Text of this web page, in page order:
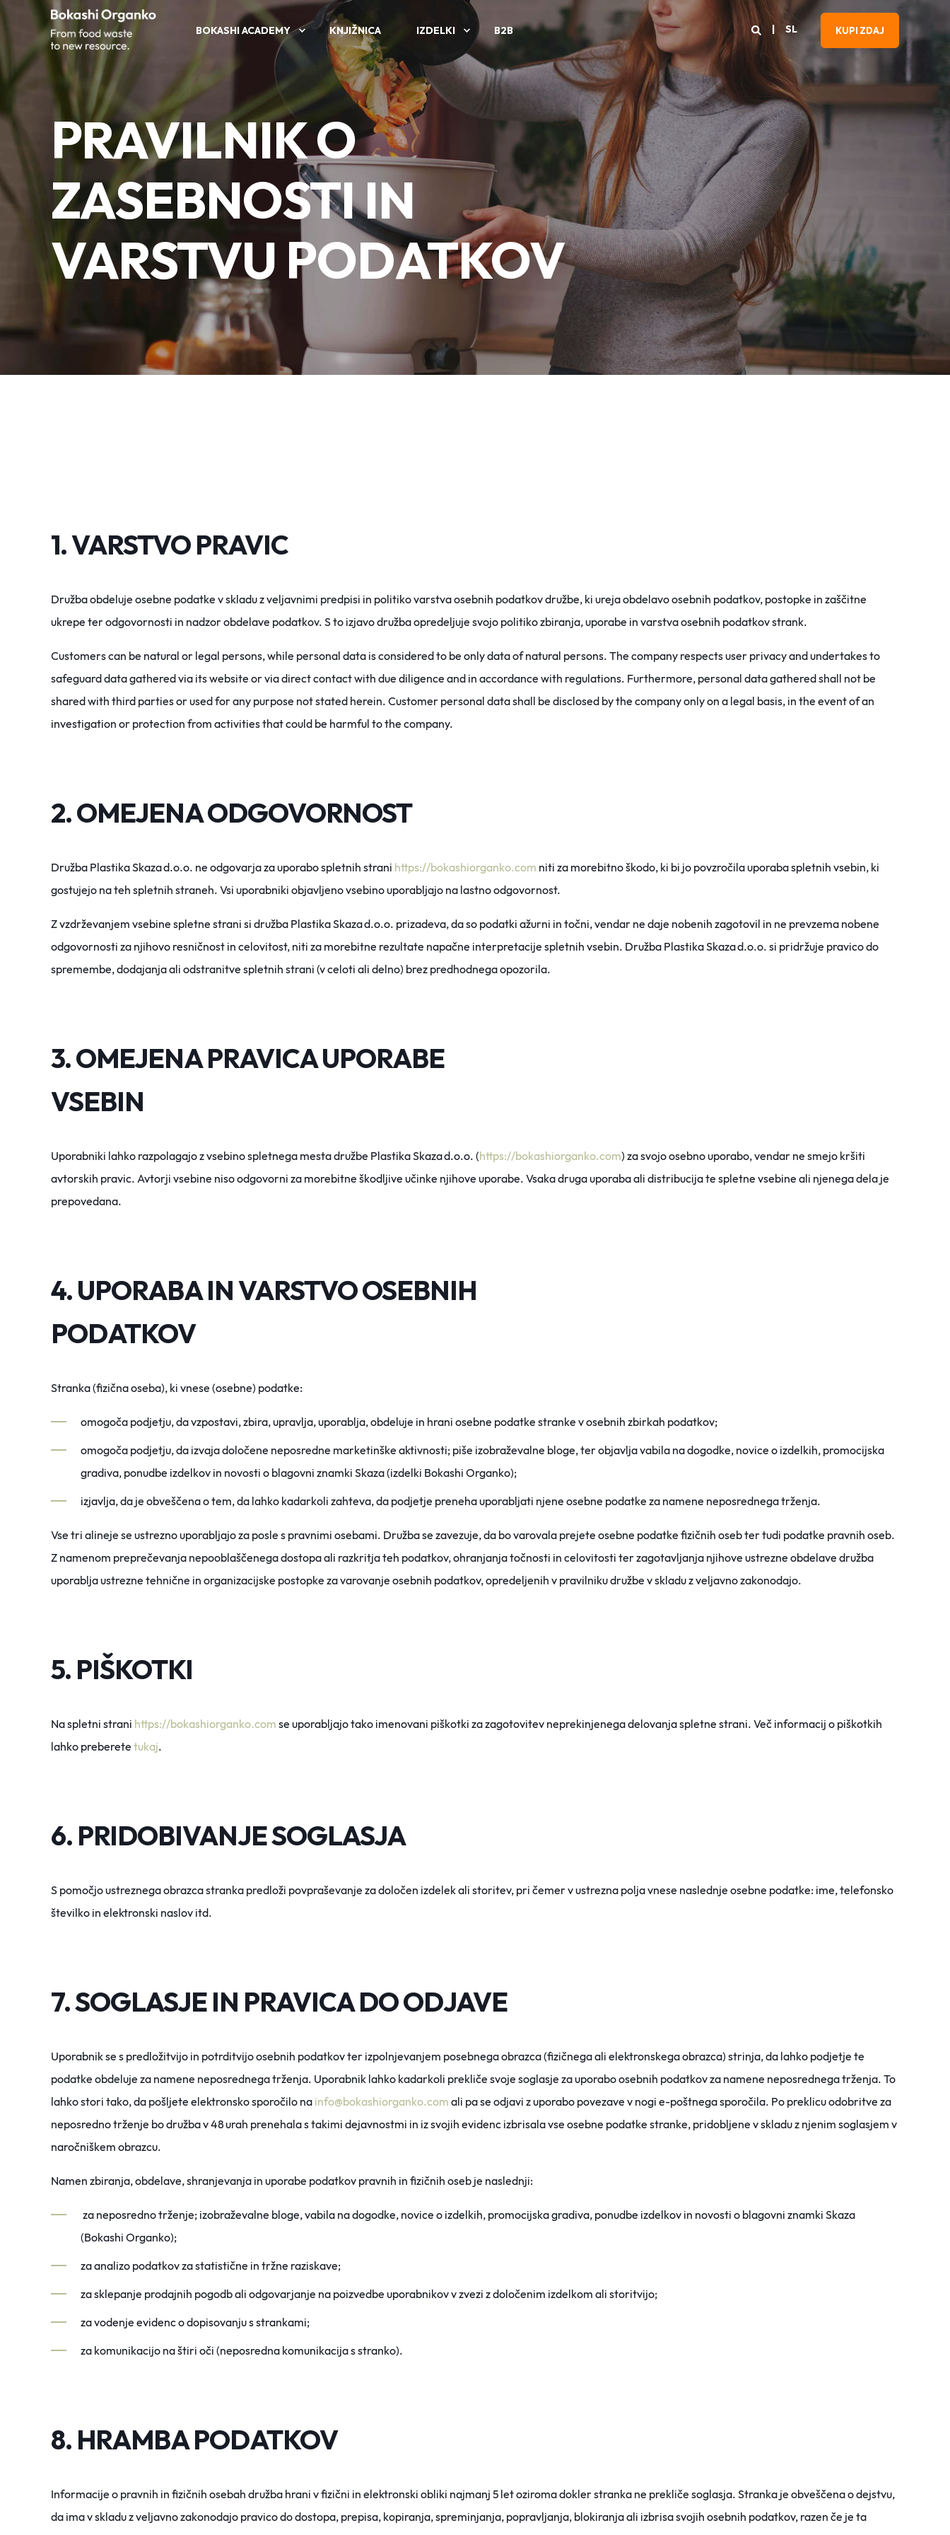
BOKASHI ACADEMY KNJIŽNICA IZDELKI B2B SL KUPI ZDAJ
PRAVILNIK O
ZASEBNOSTI IN
VARSTVU PODATKOV
1. VARSTVO PRAVIC
Družba obdeluje osebne podatke v skladu z veljavnimi predpisi in politiko varstva osebnih podatkov družbe, ki ureja obdelavo osebnih podatkov, postopke in zaščitne
ukrepe ter odgovornosti in nadzor obdelave podatkov. S to izjavo družba opredeljuje svojo politiko zbiranja, uporabe in varstva osebnih podatkov strank.
Customers can be natural or legal persons, while personal data is considered to be only data of natural persons. The company respects user privacy and undertakes to
safeguard data gathered via its website or via direct contact with due diligence and in accordance with regulations. Furthermore, personal data gathered shall not be
shared with third parties or used for any purpose not stated herein. Customer personal data shall be disclosed by the company only on a legal basis, in the event of an
investigation or protection from activities that could be harmful to the company.
2. OMEJENA ODGOVORNOST
Družba Plastika Skaza d.o.o. ne odgovarja za uporabo spletnih strani https://bokashiorganko.com niti za morebitno škodo, ki bi jo povzročila uporaba spletnih vsebin, ki
gostujejo na teh spletnih straneh. Vsi uporabniki objavljeno vsebino uporabljajo na lastno odgovornost.
Z vzdrževanjem vsebine spletne strani si družba Plastika Skaza d.o.o. prizadeva, da so podatki ažurni in točni, vendar ne daje nobenih zagotovil in ne prevzema nobene
odgovornosti za njihovo resničnost in celovitost, niti za morebitne rezultate napačne interpretacije spletnih vsebin. Družba Plastika Skaza d.o.o. si pridržuje pravico do
spremembe, dodajanja ali odstranitve spletnih strani (v celoti ali delno) brez predhodnega opozorila.
3. OMEJENA PRAVICA UPORABE
VSEBIN
Uporabniki lahko razpolagajo z vsebino spletnega mesta družbe Plastika Skazad.o.o. (https://bokashiorganko.com) za svojo osebno uporabo, vendar ne smejo kršiti
avtorskih pravic. Avtorji vsebine niso odgovorni za morebitne škodljive učinke njihove uporabe. Vsaka druga uporaba ali distribucija te spletne vsebine ali njenega dela je
prepovedana.
4. UPORABA IN VARSTVO OSEBNIH
PODATKOV
Stranka (fizična oseba), ki vnese (osebne) podatke:
omogoča podjetju, da vzpostavi, zbira, upravlja, uporablja, obdeluje in hrani osebne podatke stranke v osebnih zbirkah podatkov;
omogoča podjetju, da izvaja določene neposredne marketinške aktivnosti; piše izobraževalne bloge, ter objavlja vabila na dogodke, novice o izdelkih, promocijska
gradiva, ponudbe izdelkov in novosti o blagovni znamki Skaza (izdelki Bokashi Organko);
izjavlja, da je obveščena o tem, da lahko kadarkoli zahteva, da podjetje preneha uporabljati njene osebne podatke za namene neposrednega trženja.
Vse tri alineje se ustrezno uporabljajo za posle s pravnimi osebami. Družba se zavezuje, da bo varovala prejete osebne podatke fizičnih oseb ter tudi podatke pravnih oseb.
Z namenom preprečevanja nepooblaščenega dostopa ali razkritja teh podatkov, ohranjanja točnosti in celovitosti ter zagotavljanja njihove ustrezne obdelave družba
uporablja ustrezne tehnične in organizacijske postopke za varovanje osebnih podatkov, opredeljenih v pravilniku družbe v skladu z veljavno zakonodajo.
5. PIŠKOTKI
Na spletni strani https://bokashiorganko.com se uporabljajo tako imenovani piškotki za zagotovitev neprekinjenega delovanja spletne strani. Več informacij o piškotkih
lahko preberete tukaj.
6. PRIDOBIVANJE SOGLASJA
S pomočjo ustreznega obrazca stranka predloži povpraševanje za določen izdelek ali storitev, pri čemer v ustrezna polja vnese naslednje osebne podatke: ime, telefonsko
številko in elektronski naslov itd.
7. SOGLASJE IN PRAVICA DO ODJAVE
Uporabnik se s predložitvijo in potrditvijo osebnih podatkov ter izpolnjevanjem posebnega obrazca (fizičnega ali elektronskega obrazca) strinja, da lahko podjetje te
podatke obdeluje za namene neposrednega trženja. Uporabnik lahko kadarkoli prekliče svoje soglasje za uporabo osebnih podatkov za namene neposrednega trženja. To
lahko stori tako, da pošljete elektronsko sporočilo na info@bokashiorganko.com ali pa se odjavi z uporabo povezave v nogi e-poštnega sporočila. Po preklicu odobritve za
neposredno trženje bo družba v 48 urah prenehala s takimi dejavnostmi in iz svojih evidenc izbrisala vse osebne podatke stranke, pridobljene v skladu z njenim soglasjem v
naročniškem obrazcu.
Namen zbiranja, obdelave, shranjevanja in uporabe podatkov pravnih in fizičnih oseb je naslednji:
za neposredno trženje; izobraževalne bloge, vabila na dogodke, novice o izdelkih, promocijska gradiva, ponudbe izdelkov in novosti o blagovni znamki Skaza
(Bokashi Organko);
za analizo podatkov za statistične in tržne raziskave;
za sklepanje prodajnih pogodb ali odgovarjanje na poizvedbe uporabnikov v zvezi z določenim izdelkom ali storitvijo;
za vodenje evidenc o dopisovanju s strankami;
za komunikacijo na štiri oči (neposredna komunikacija s stranko).
8. HRAMBA PODATKOV
Informacije o pravnih in fizičnih osebah družba hrani v fizični in elektronski obliki najmanj 5 let oziroma dokler stranka ne prekliče soglasja. Stranka je obveščena o dejstvu,
da ima v skladu z veljavno zakonodajo pravico do dostopa, prepisa, kopiranja, spreminjanja, popravljanja, blokiranja ali izbrisa svojih osebnih podatkov, razen če je ta